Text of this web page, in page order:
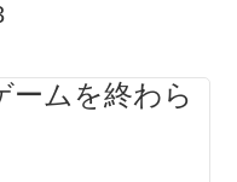
ームを終わら